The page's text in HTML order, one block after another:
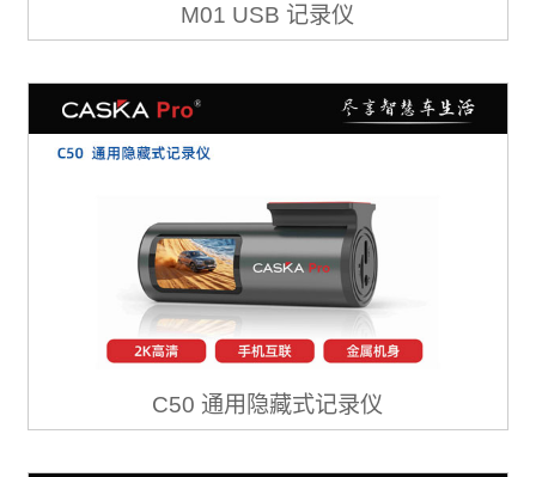
M01 USB 记录仪
C50 通用隐藏式记录仪